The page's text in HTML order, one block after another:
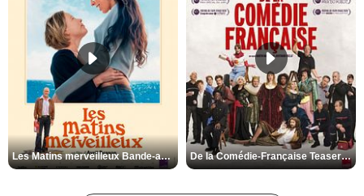
Les Matins merveilleux Bande-annonce VF De la Comédie-Française Teaser VF